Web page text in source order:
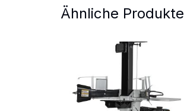
Ähnliche Produkte